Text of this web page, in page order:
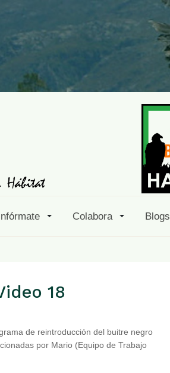
Colabora Blogs
18
de reintroducción del buitre negro
por Mario (Equipo de Trabajo